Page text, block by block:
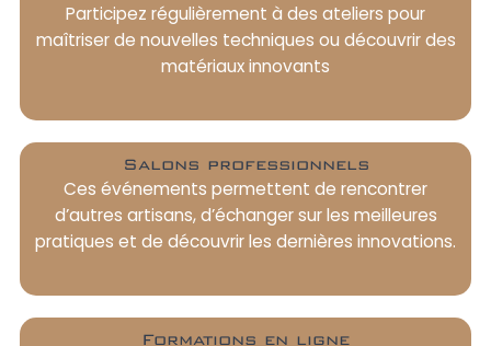
Participez régulièrement à des ateliers pour
maîtriser de nouvelles techniques ou découvrir des
matériaux innovants
Salons professionnels
Ces événements permettent de rencontrer
d’autres artisans, d’échanger sur les meilleures
pratiques et de découvrir les dernières innovations.
Formations en ligne